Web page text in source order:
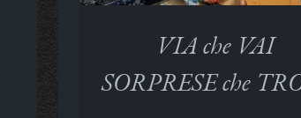
VIA che VAI
SORPRESE che